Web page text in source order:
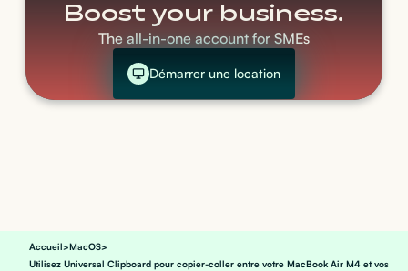
Boost your business.
The all-in-one account for SMEs
Démarrer une location
Accueil>MacOS>
Utilisez Universal Clipboard pour copier-coller entre votre MacBook Air M4 et vos